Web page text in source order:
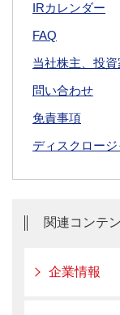
IRカレンダー
FAQ
当社株主、投
問い合わせ
免責事項
ディスクロー
関連コンテ
企業情報